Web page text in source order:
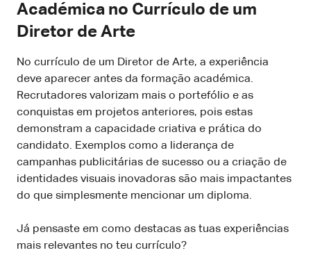
Académica no Currículo de um
Diretor de Arte
No currículo de um Diretor de Arte, a experiência
deve aparecer antes da formação académica.
Recrutadores valorizam mais o portefólio e as
conquistas em projetos anteriores, pois estas
demonstram a capacidade criativa e prática do
candidato. Exemplos como a liderança de
campanhas publicitárias de sucesso ou a criação de
identidades visuais inovadoras são mais impactantes
do que simplesmente mencionar um diploma.
Já pensaste em como destacas as tuas experiências
mais relevantes no teu currículo?